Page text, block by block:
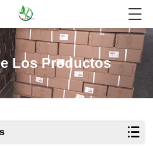
Los Productos